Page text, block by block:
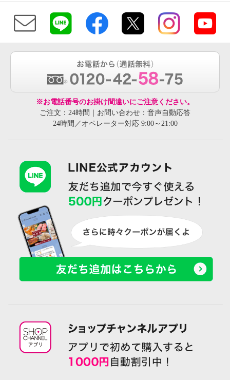
※お電話番号のお掛け間違いにご注意ください。
ご注文：24時間｜お問い合わせ：音声自動応答
24時間／オペレーター対応 9:00～21:00